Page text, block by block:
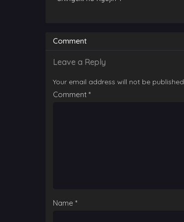
Comment
Leave a Reply
Your email address will not be published.
Comment *
Name *